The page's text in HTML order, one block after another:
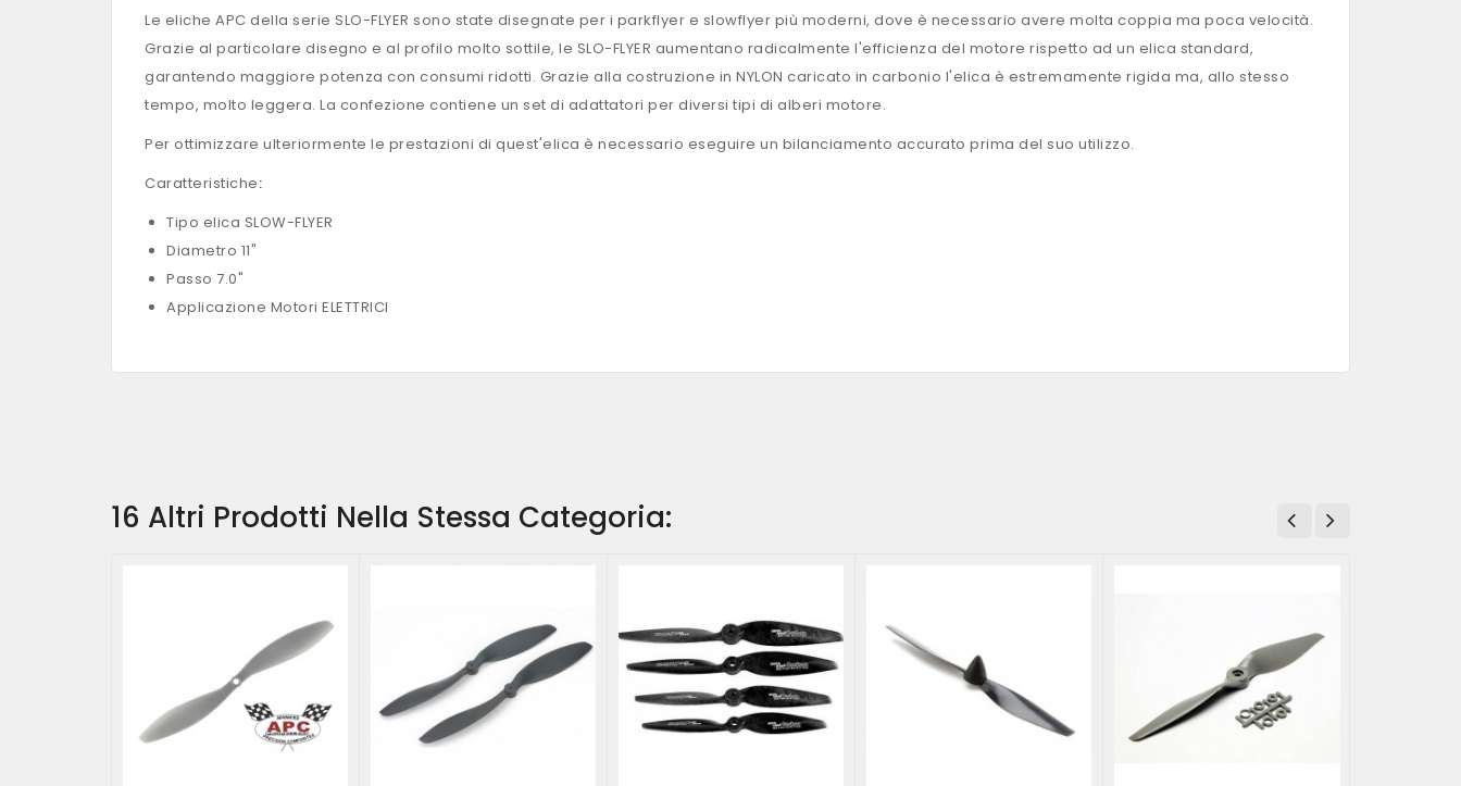
Le eliche APC della serie SLO-FLYER sono state disegnate per i parkflyer e slowflyer più moderni, dove è necessario avere molta coppia ma poca velocità.
Grazie al particolare disegno e al profilo molto sottile, le SLO-FLYER aumentano radicalmente l'efficienza del motore rispetto ad un elica standard,
garantendo maggiore potenza con consumi ridotti. Grazie alla costruzione in NYLON caricato in carbonio l'elica è estremamente rigida ma, allo stesso
tempo, molto leggera. La confezione contiene un set di adattatori per diversi tipi di alberi motore.
Per ottimizzare ulteriormente le prestazioni di quest'elica è necessario eseguire un bilanciamento accurato prima del suo utilizzo.
Caratteristiche:
Tipo elica SLOW-FLYER
Diametro 11"
Passo 7.0"
Applicazione Motori ELETTRICI
16 Altri Prodotti Nella Stessa Categoria: